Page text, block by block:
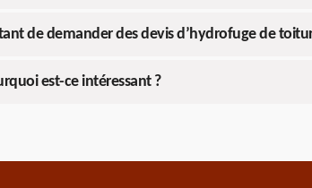
de demander des devis d’hydrofuge de
est-ce intéressant ?